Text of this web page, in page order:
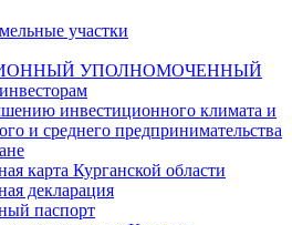
участки
УПОЛНОМОЧЕННЫЙ
инвестиционного климата и
и среднего предпринимательства
карта Курганской области
декларация
паспорт